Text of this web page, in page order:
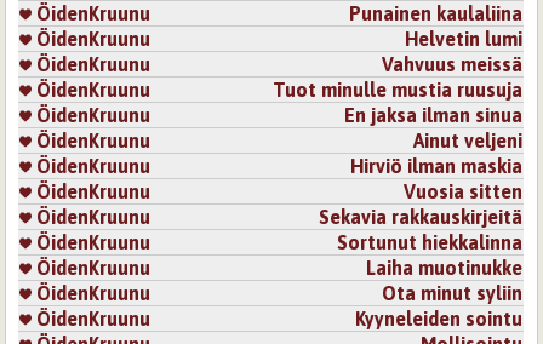
ÖidenKruunu
Punainen kaulaliina
ÖidenKruunu
Helvetin lumi
ÖidenKruunu
Vahvuus meissä
ÖidenKruunu
Tuot minulle mustia ruusuja
ÖidenKruunu
En jaksa ilman sinua
ÖidenKruunu
Ainut veljeni
ÖidenKruunu
Hirviö ilman maskia
ÖidenKruunu
Vuosia sitten
ÖidenKruunu
Sekavia rakkauskirjeitä
ÖidenKruunu
Sortunut hiekkalinna
ÖidenKruunu
Laiha muotinukke
ÖidenKruunu
Ota minut syliin
ÖidenKruunu
Kyyneleiden sointu